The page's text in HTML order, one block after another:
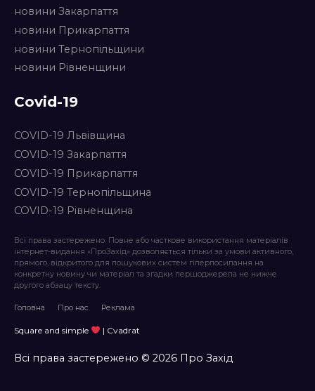
новини Закарпаття
новини Прикарпаття
новини Тернопільщини
новини Рівненщини
Covid-19
COVID-19 Львівщина
COVID-19 Закарпаття
COVID-19 Прикарпаття
COVID-19 Тернопільщина
COVID-19 Рівненщина
Всі права застережено. Повне або часткове використання матеріалів
інтернет-видання «ПроЗахід» дозволяється тільки за умови активного,
прямого, відкритого для пошукових систем гіперпосилання на
конкретну новину чи матеріал та згадки першоджерела не нижче
другого абзацу тексту.
Головна Про нас Реклама
Square and simple | Cvadrat
Всі права застережено © 2026 Про Захід